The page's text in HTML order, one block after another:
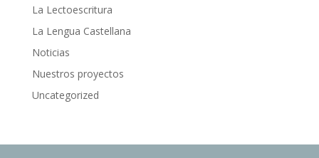
La Lectoescritura
La Lengua Castellana
Noticias
Nuestros proyectos
Uncategorized